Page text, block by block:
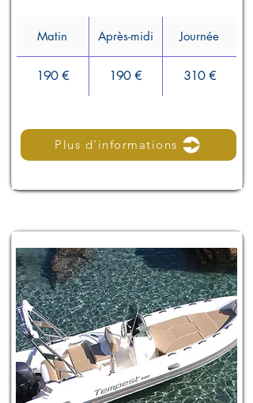
Matin Après-midi Journée
190 € 190 € 310 €
Plus d'informations